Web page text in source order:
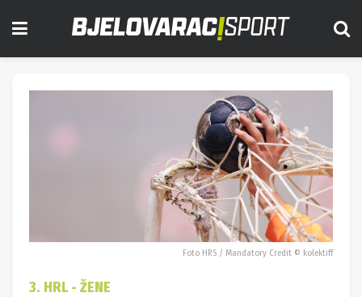
Foto HRS / Mandatory Credit © kolektiff
3. HRL - ŽENE